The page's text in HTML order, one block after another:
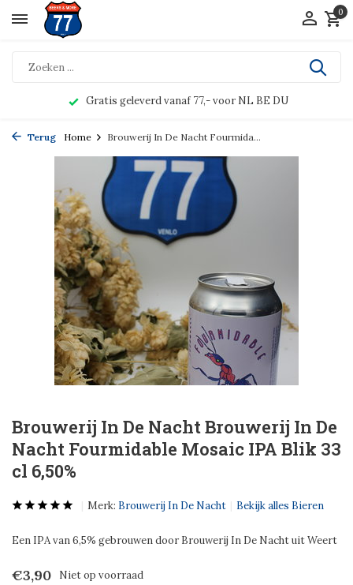
0
Gratis geleverd vanaf 77,- voor NL BE DU
Terug Home Brouwerij In De Nacht Fourmida...
Brouwerij In De Nacht Brouwerij In De
Nacht Fourmidable Mosaic IPA Blik 33
cl 6,50%
Merk: Brouwerij In De Nacht Bekijk alles Bieren
Een IPA van 6,5% gebrouwen door Brouwerij In De Nacht uit Weert
€3,90 Niet op voorraad